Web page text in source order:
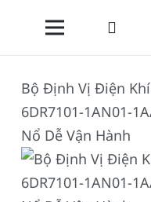
Bộ Định Vị Điện Khí
6DR7101-1AN01-
Nổ Dễ Vận Hành